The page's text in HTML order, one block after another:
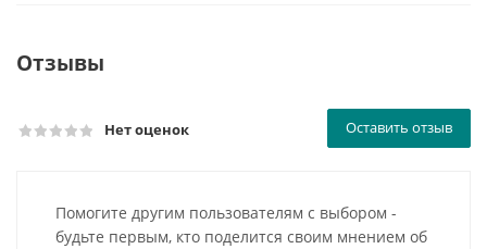
Отзывы
Нет оценок Оставить отзыв
Помогите другим пользователям с выбором -
будьте первым, кто поделится своим мнением об